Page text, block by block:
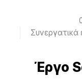
Συνεργατικά
Έργο